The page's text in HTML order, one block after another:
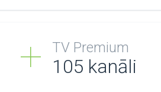
TV Premium
105 kanāli